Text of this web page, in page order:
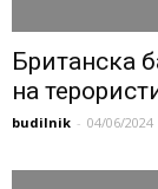
Британска
на
budilnik - 04/06/2024